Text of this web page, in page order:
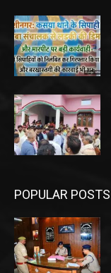
POPULAR POSTS